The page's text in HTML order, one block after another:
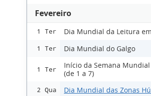
Fevereiro
1 Ter Dia Mundial da Leitura
1 Ter Dia Mundial do Galgo
1 Ter
Início da Semana
(de 1 a 7)
2 Qua Dia Mundial das Zonas